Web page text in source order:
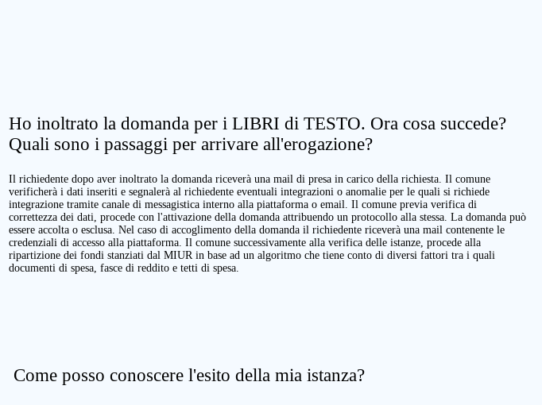
Ho inoltrato la domanda per i LIBRI di TESTO. Ora cosa succede?
Quali sono i passaggi per arrivare all'erogazione?
Il richiedente dopo aver inoltrato la domanda riceverà una mail di presa in carico della richiesta. Il comune
verificherà i dati inseriti e segnalerà al richiedente eventuali integrazioni o anomalie per le quali si richiede
integrazione tramite canale di messagistica interno alla piattaforma o email. Il comune previa verifica di
correttezza dei dati, procede con l'attivazione della domanda attribuendo un protocollo alla stessa. La domanda può
essere accolta o esclusa. Nel caso di accoglimento della domanda il richiedente riceverà una mail contenente le
credenziali di accesso alla piattaforma. Il comune successivamente alla verifica delle istanze, procede alla
ripartizione dei fondi stanziati dal MIUR in base ad un algoritmo che tiene conto di diversi fattori tra i quali
documenti di spesa, fasce di reddito e tetti di spesa.
Come posso conoscere l'esito della mia istanza?